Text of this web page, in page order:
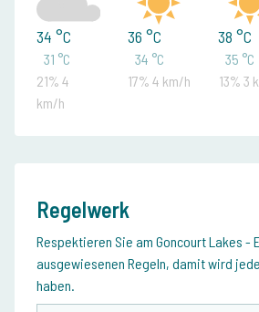
34 °C
31 °C
21% 4
km/h
36 °C
34 °C
17% 4 km/h
38 °C
35 °C
13% 3
Regelwerk
Respektieren Sie am Goncourt Lakes -
ausgewiesenen Regeln, damit wird
haben.